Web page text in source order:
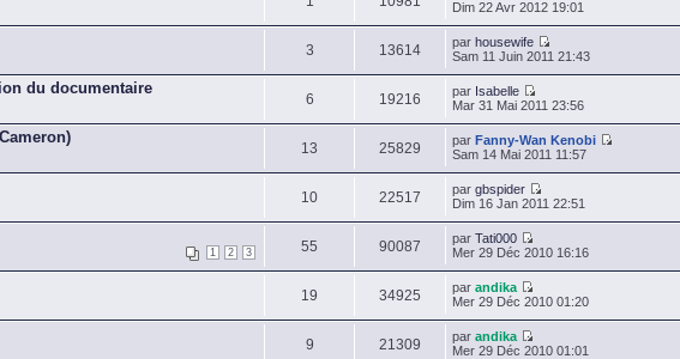
Dim 22 Avr 2012 19:01
3 13614 par housewife
Sam 11 Juin 2011 21:43
du documentaire
6 19216 par Isabelle
Mar 31 Mai 2011 23:56
13 25829 par Fanny-Wan Kenobi
Sam 14 Mai 2011 11:57
10 22517 par gbspider
Dim 16 Jan 2011 22:51
1 2 3 55 90087 par Tati000
Mer 29 Déc 2010 16:16
19 34925 par andika
Mer 29 Déc 2010 01:20
9 21309 par andika
Mer 29 Déc 2010 01:01